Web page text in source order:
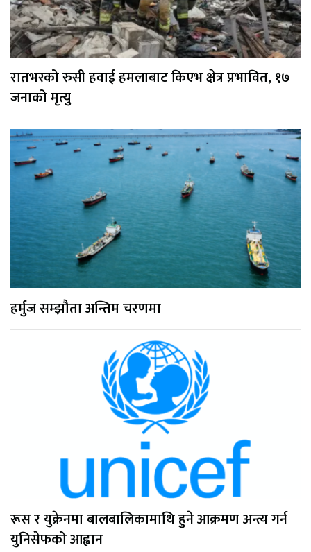
रातभरको रुसी हवाई हमलाबाट किएभ क्षेत्र प्रभावित, १७
जनाको मृत्यु
हर्मुज सम्झौता अन्तिम चरणमा
रूस र युक्रेनमा बालबालिकामाथि हुने आक्रमण अन्त्य गर्न
युनिसेफको आह्वान